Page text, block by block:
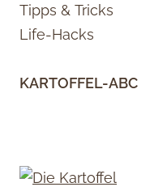
Tipps & Tricks
Life-Hacks
KARTOFFEL-ABC